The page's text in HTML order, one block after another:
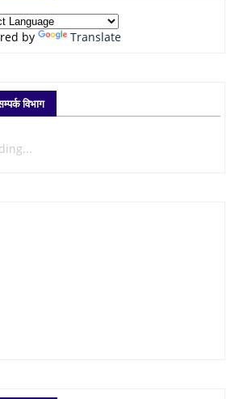
by Translate
विभाग